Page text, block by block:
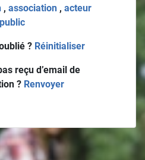
, association, acteur
public
? Réinitialiser
reçu d’email de
? Renvoyer